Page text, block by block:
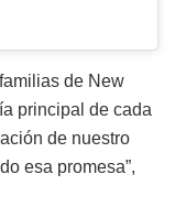
de New
principal de cada
de nuestro
esa promesa”,